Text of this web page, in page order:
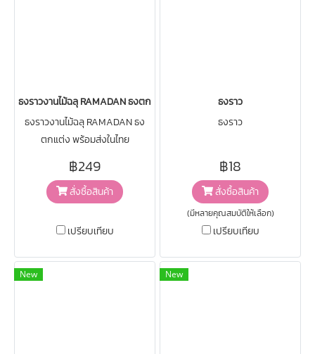
ธงราวงานไม้ฉลุ RAMADAN ธงตกแต่ง พร้อมส่งในไทย
ธงราวงานไม้ฉลุ RAMADAN ธง
ตกแต่ง พร้อมส่งในไทย
฿249
สั่งซื้อสินค้า
เปรียบเทียบ
ธงราว
ธงราว
฿18
สั่งซื้อสินค้า
(มีหลายคุณสมบัติให้เลือก)
เปรียบเทียบ
New New